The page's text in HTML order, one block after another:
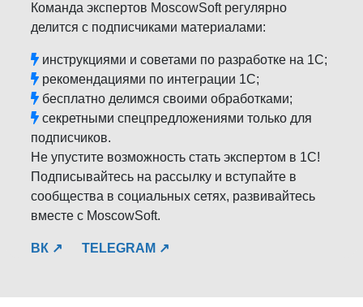
Команда экспертов MoscowSoft регулярно
делится с подписчиками материалами:
инструкциями и советами по разработке на 1С;
рекомендациями по интеграции 1С;
бесплатно делимся своими обработками;
секретными спецпредложениями только для
подписчиков.
Не упустите возможность стать экспертом в 1С!
Подписывайтесь на рассылку и вступайте в
сообщества в социальных сетях, развивайтесь
вместе с MoscowSoft.
ВК ↗ TELEGRAM ↗